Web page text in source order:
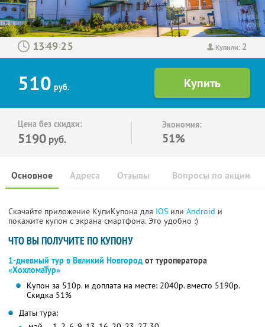
Купили: 2
: :
510 руб.
Цена без скидки:
5190 руб.
Экономия:
51%
Основное Отзывы Вопросы по акции
Адреса
Скачайте приложение КупиКупона для IOS или Android и
покажите купон с экрана смартфона. Это удобно :)
ЧТО ВЫ ПОЛУЧИТЕ ПО КУПОНУ
1-дневный тур в Великий Новгород от туроператора
«ХохломаТур»
Купон за 510р. и доплата на месте: 2040р. вместо 5190р.
Скидка 51%
Даты тура: